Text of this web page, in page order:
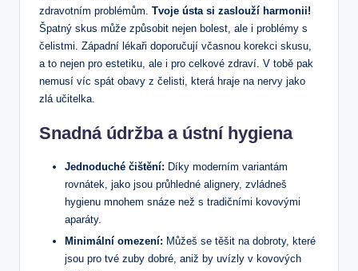
zdravotním problémům. Tvoje ústa si zaslouží harmonii!
Špatný skus může způsobit nejen bolest, ale i problémy s
čelistmi. Západní lékaři doporučují včasnou korekci skusu,
a to nejen pro estetiku, ale i pro celkové zdraví. V tobě pak
nemusí víc spát obavy z čelisti, která hraje na nervy jako
zlá učitelka.
Snadná údržba a ústní hygiena
Jednoduché čištění: Díky moderním variantám
rovnátek, jako jsou průhledné alignery, zvládneš
hygienu mnohem snáze než s tradičními kovovými
aparáty.
Minimální omezení: Můžeš se těšit na dobroty, které
jsou pro tvé zuby dobré, aniž by uvízly v kovových